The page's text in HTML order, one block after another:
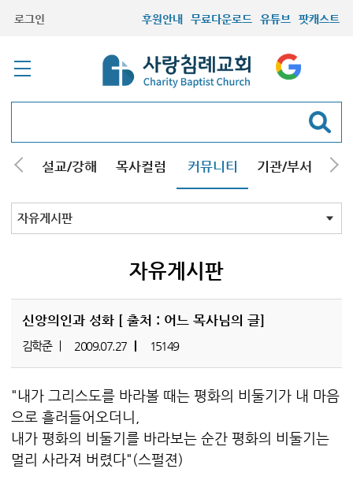
로그인 후원안내 무료다운로드 유튜브 팟캐스트
내 설교/강해 목사컬럼 커뮤니티 기관/부서 선
최근등록자료
자유게시판
자유게시판
신앙의인과 성화 [ 출처 : 어느 목사님의 글]
김학준 2009.07.27 15149
"내가 그리스도를 바라볼 때는 평화의 비둘기가 내 마음
으로 흘러들어오더니,
내가 평화의 비둘기를 바라보는 순간 평화의 비둘기는
멀리 사라져 버렸다"(스펄젼)